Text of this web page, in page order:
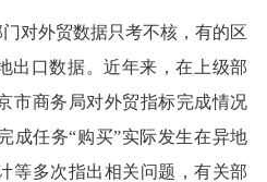
对外贸数据只考不核，有的区
出口数据。近年来，在上级部
市商务局对外贸指标完成情况
成任务“购买”实际发生在异地
等多次指出相关问题，有关部